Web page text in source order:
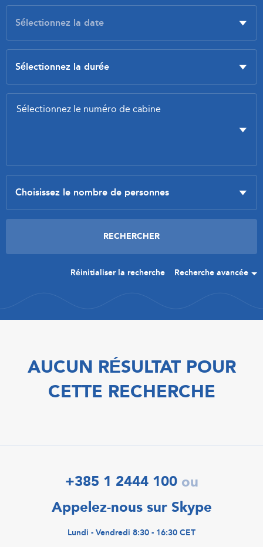
Réinitialiser la recherche Recherche avancée
AUCUN RÉSULTAT POUR
CETTE RECHERCHE
+385 1 2444 100 ou
Appelez-nous sur Skype
Lundi - Vendredi 8:30 - 16:30 CET